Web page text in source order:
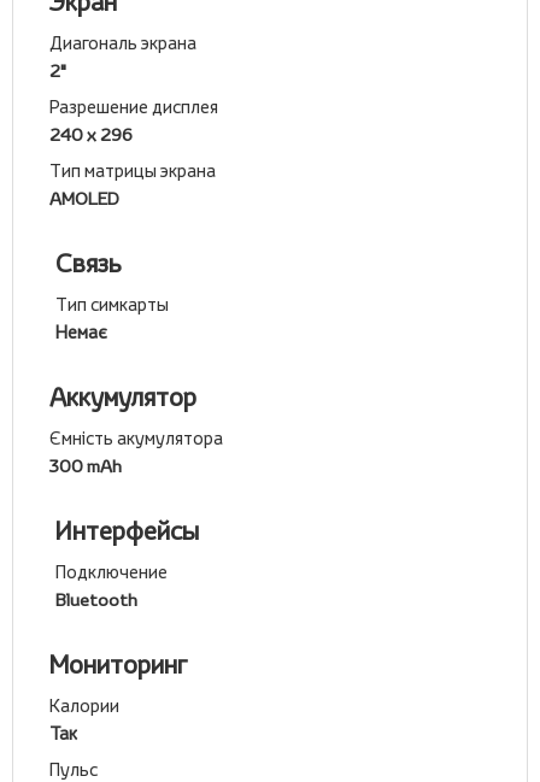
Диагональ экрана
2"
Разрешение дисплея
240 х 296
Тип матрицы экрана
AMOLED
Связь
Тип симкарты
Немає
Аккумулятор
Ємність акумулятора
300 mAh
Интерфейсы
Подключение
Bluetooth
Мониторинг
Калории
Так
Пульс